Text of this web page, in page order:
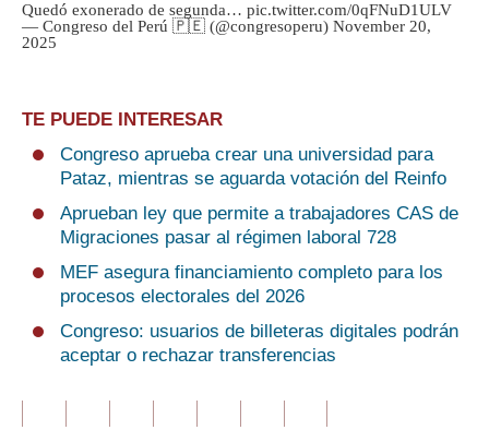
Quedó exonerado de segunda… pic.twitter.com/0qFNuD1ULV
— Congreso del Perú 🇵🇪 (@congresoperu) November 20,
2025
TE PUEDE INTERESAR
Congreso aprueba crear una universidad para
Pataz, mientras se aguarda votación del Reinfo
Aprueban ley que permite a trabajadores CAS de
Migraciones pasar al régimen laboral 728
MEF asegura financiamiento completo para los
procesos electorales del 2026
Congreso: usuarios de billeteras digitales podrán
aceptar o rechazar transferencias